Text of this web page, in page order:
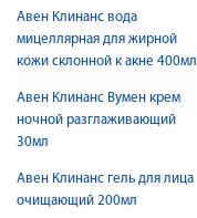
Авен Клинанс вода
мицеллярная для жирной
кожи склонной к акне 400мл
Авен Клинанс Вумен крем
ночной разглаживающий
30мл
Авен Клинанс гель для лица
очищающий 200мл